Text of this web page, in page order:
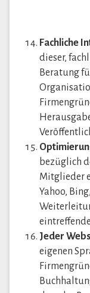
Fachliche
dieser,
Beratung
bezüglich
Mitglieder
Yahoo,
Jeder
eigenen